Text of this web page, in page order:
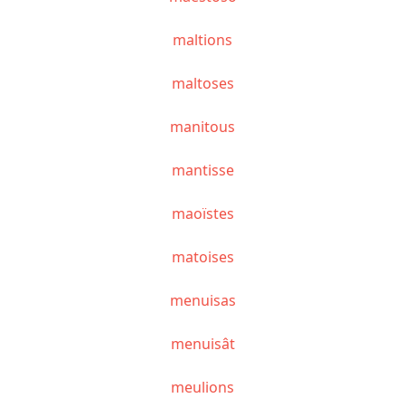
maltions
maltoses
manitous
mantisse
maoïstes
matoises
menuisas
menuisât
meulions